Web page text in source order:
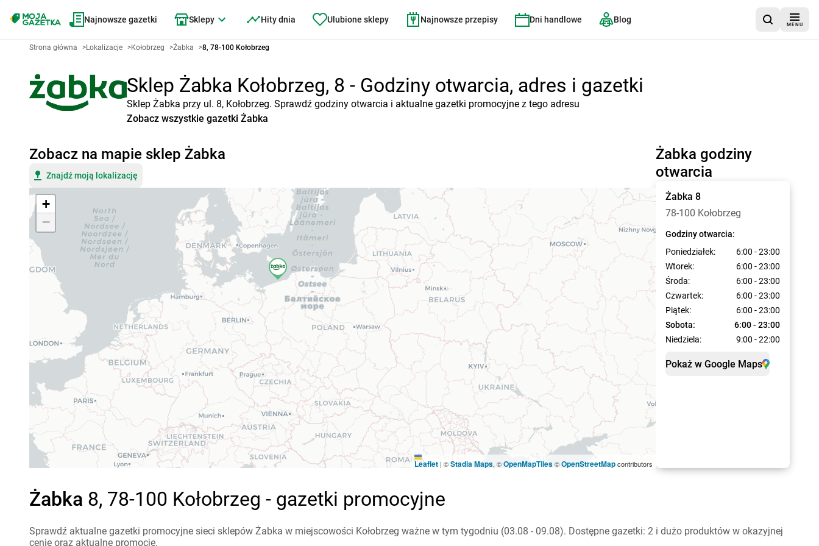
Najnowsze gazetki Sklepy Hity dnia Ulubione sklepy Najnowsze przepisy Dni handlowe Blog
MENU
Strona główna >Lokalizacje >Kołobrzeg >Żabka >8, 78-100 Kołobrzeg
Sklep Żabka Kołobrzeg, 8 - Godziny otwarcia, adres i gazetki
Sklep Żabka przy ul. 8, Kołobrzeg. Sprawdź godziny otwarcia i aktualne gazetki promocyjne z tego adresu
Zobacz wszystkie gazetki Żabka
Żabka godziny
otwarcia
Żabka 8
78-100 Kołobrzeg
Godziny otwarcia:
Poniedziałek:
6:00 - 23:00
Wtorek:
6:00 - 23:00
Środa:
6:00 - 23:00
Czwartek:
6:00 - 23:00
Piątek:
6:00 - 23:00
Sobota:
6:00 - 23:00
Niedziela:
9:00 - 22:00
Pokaż w Google Maps
Zobacz na mapie sklep Żabka
Znajdź moją lokalizację
+
−
Leaflet | ©Stadia Maps, ©OpenMapTiles©OpenStreetMapcontributors
Żabka 8, 78-100 Kołobrzeg - gazetki promocyjne
Sprawdź aktualne gazetki promocyjne sieci sklepów Żabka w miejscowości Kołobrzeg ważne w tym tygodniu (03.08 - 09.08). Dostępne gazetki: 2 i dużo produktów w okazyjnej
cenie oraz aktualne promocje.